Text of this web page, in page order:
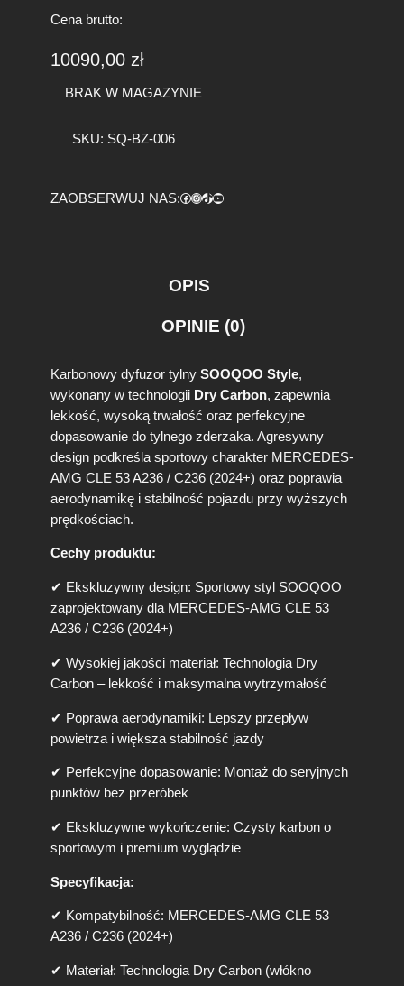
Cena brutto:
10090,00 zł
BRAK W MAGAZYNIE
SKU: SQ-BZ-006
ZAOBSERWUJ NAS:Facebook https://www.instagram.com/tuningbaza.pl https://www.tiktok.com/@tuningbaza.pl YouTube
OPIS
OPINIE (0)
Karbonowy dyfuzor tylny SOOQOO Style,
wykonany w technologii Dry Carbon, zapewnia
lekkość, wysoką trwałość oraz perfekcyjne
dopasowanie do tylnego zderzaka. Agresywny
design podkreśla sportowy charakter MERCEDES-
AMG CLE 53 A236 / C236 (2024+) oraz poprawia
aerodynamikę i stabilność pojazdu przy wyższych
prędkościach.
Cechy produktu:
✔ Ekskluzywny design: Sportowy styl SOOQOO
zaprojektowany dla MERCEDES-AMG CLE 53
A236 / C236 (2024+)
✔ Wysokiej jakości materiał: Technologia Dry
Carbon – lekkość i maksymalna wytrzymałość
✔ Poprawa aerodynamiki: Lepszy przepływ
powietrza i większa stabilność jazdy
✔ Perfekcyjne dopasowanie: Montaż do seryjnych
punktów bez przeróbek
✔ Ekskluzywne wykończenie: Czysty karbon o
sportowym i premium wyglądzie
Specyfikacja:
✔ Kompatybilność: MERCEDES-AMG CLE 53
A236 / C236 (2024+)
✔ Materiał: Technologia Dry Carbon (włókno